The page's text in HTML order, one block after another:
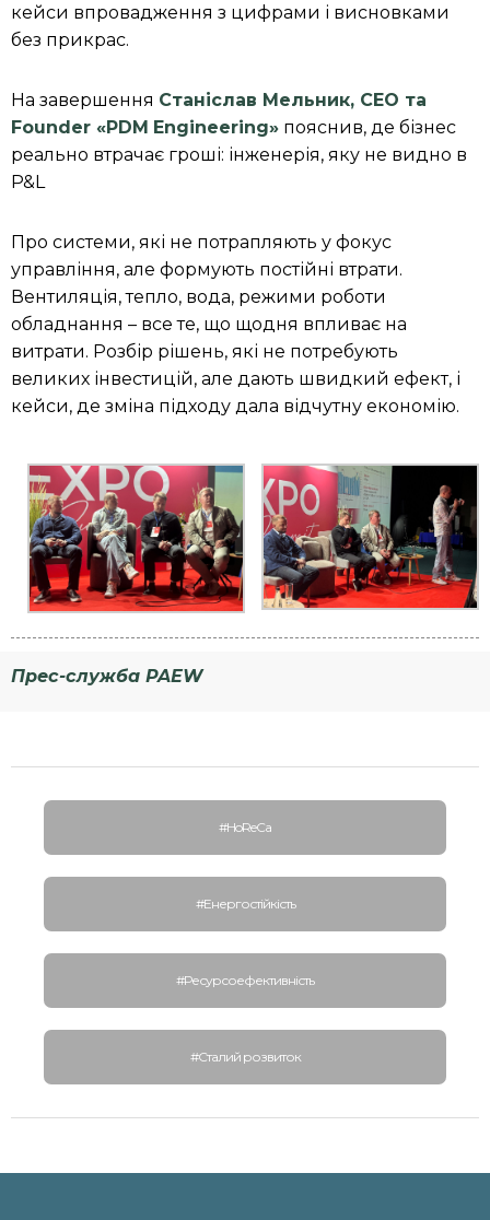
кейси впровадження з цифрами і висновками
без прикрас.
На завершення Станіслав Мельник, CEO та
Founder «PDM Engineering» пояснив, де бізнес
реально втрачає гроші: інженерія, яку не видно в
P&L
Про системи, які не потрапляють у фокус
управління, але формують постійні втрати.
Вентиляція, тепло, вода, режими роботи
обладнання – все те, що щодня впливає на
витрати. Розбір рішень, які не потребують
великих інвестицій, але дають швидкий ефект, і
кейси, де зміна підходу дала відчутну економію.
Прес-служба PAEW
#HoReCa
#Енергостійкість
#Ресурсоефективність
#Сталий розвиток